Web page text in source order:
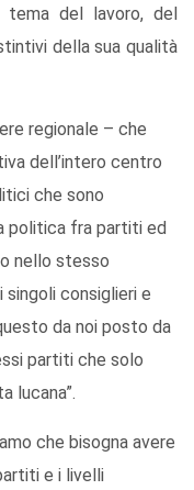
tema del lavoro, del
della sua qualità
regionale – che
dell’intero centro
che sono
politica fra partiti ed
nello stesso
consiglieri e
da noi posto da
partiti che solo
lucana”.
che bisogna avere
e i livelli